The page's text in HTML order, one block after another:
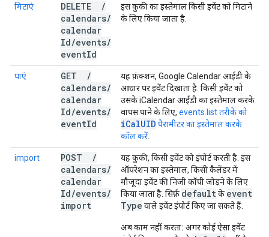
मिटाएं DELETE
/
calendars/
calendar
Id/events/
eventId
इस कुकी का इस्तेमाल किसी इवेंट को मिटाने
के लिए किया जाता है.
पाएं GET
/
calendars/
calendar
Id/events/
eventId
यह फ़ंक्शन, Google Calendar आईडी के
आधार पर इवेंट दिखाता है. किसी इवेंट को
उसके iCalendar आईडी का इस्तेमाल करके
वापस पाने के लिए, events.list तरीके को
iCalUID पैरामीटर का इस्तेमाल करके
कॉल करें
import POST
/
calendars/
calendar
Id/events/
import
यह कुकी, किसी इवेंट को इंपोर्ट करती है. इस
ऑपरेशन का इस्तेमाल, किसी कैलेंडर में
मौजूदा इवेंट की निजी कॉपी जोड़ने के लिए
किया जाता है. सिर्फ़ defaultके event
Type वाले इवेंट इंपोर्ट किए जा सकते हैं.
अब काम नहीं करता: अगर कोई ऐसा इवेंट